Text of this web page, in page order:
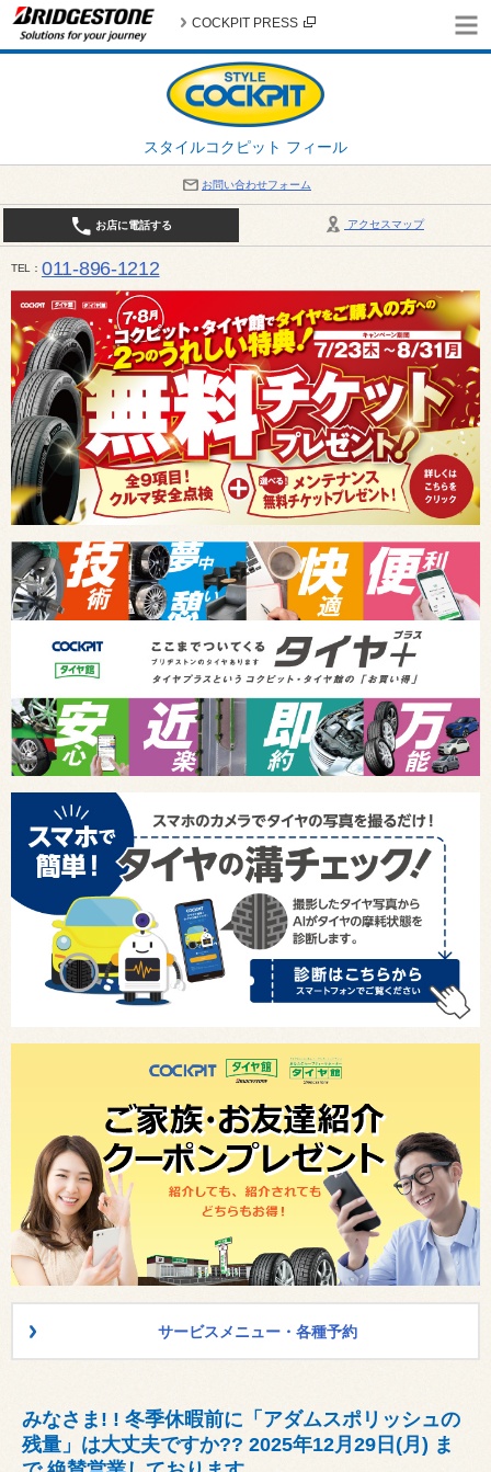
スタイルコクピット フィール
COCKPIT PRESS
お問い合わせフォーム
アクセスマップ
お店に電話する
TEL 011-896-1212
平日・日・祝日：作業受付10:00～17:30 、商談受付は10:00～18:00 まで 営業時間は10:00～
受け出来ない場合がございます。店舗までお問い合わせください。電話も込み合うことが予想さ
日：2026年8月の定休日 毎週 火曜日と水曜日 8月10日(月曜日) から 8月14日(金曜
サービスメニュー・各種予約
みなさま! ! 冬季休暇前に「アダムスポリッシュの
残量」は大丈夫ですか?? 2025年12月29日(月) ま